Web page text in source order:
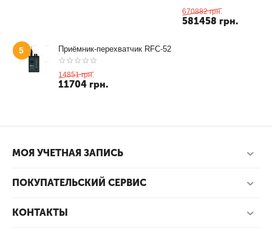
670882 грн.
581458 грн.
5 Приёмник-перехватчик RFC-52
14851 грн.
11704 грн.
МОЯ УЧЕТНАЯ ЗАПИСЬ
ПОКУПАТЕЛЬСКИЙ СЕРВИС
КОНТАКТЫ